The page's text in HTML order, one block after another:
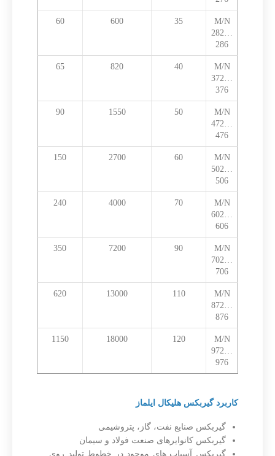
M/N
282…
286
35
600
60
M/N
372…
376
40
820
65
M/N
472…
476
50
1550
90
M/N
502…
506
60
2700
150
M/N
602…
606
70
4000
240
M/N
702…
706
90
7200
350
M/N
872…
876
110
13000
620
M/N
972…
976
120
18000
1150
کاربرد گیربکس هلیکال ایلماز
گیربکس صنایع نفت، گاز، پتروشیمی
گیربکس کانوایرهای صنعت فولاد و سیمان
گیربکس آسیاب های موجود در خطوط تولید روی